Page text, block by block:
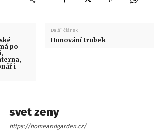
po
i
Další článek
Honování trubek
svet zeny
https://homeandgarden.cz/